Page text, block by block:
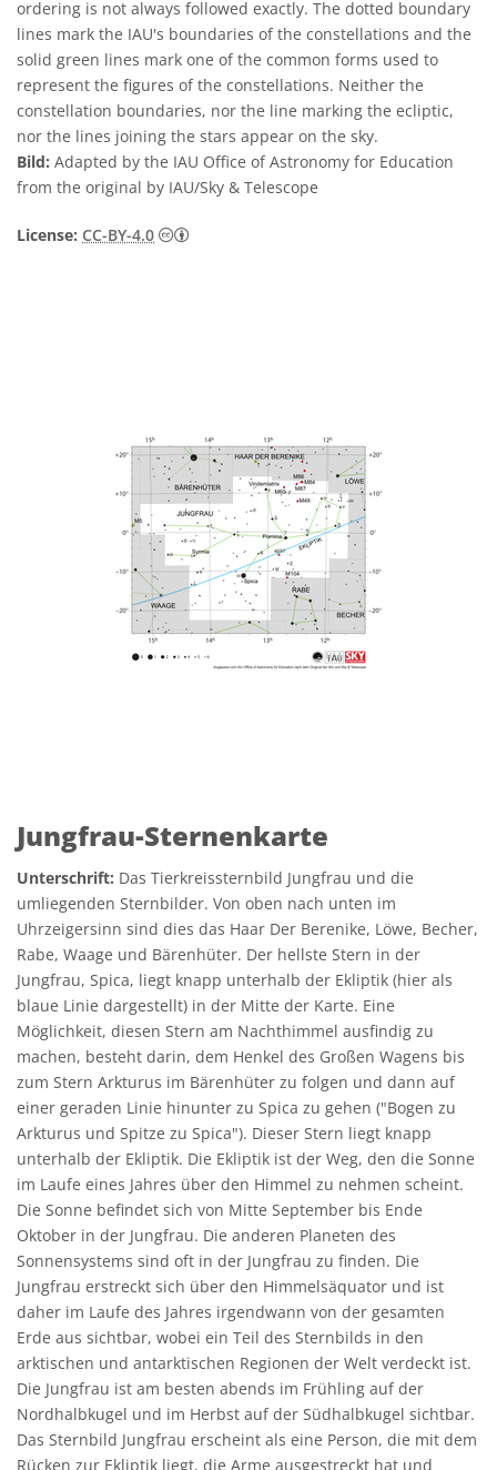
ordering is not always followed exactly. The dotted boundary
lines mark the IAU's boundaries of the constellations and the
solid green lines mark one of the common forms used to
represent the figures of the constellations. Neither the
constellation boundaries, nor the line marking the ecliptic,
nor the lines joining the stars appear on the sky.
Bild: Adapted by the IAU Office of Astronomy for Education
from the original by IAU/Sky & Telescope
License: CC-BY-4.0 Creative Commons Namensnennung 4.0
Jungfrau-Sternenkarte
Unterschrift: Das Tierkreissternbild Jungfrau und die
umliegenden Sternbilder. Von oben nach unten im
Uhrzeigersinn sind dies das Haar Der Berenike, Löwe, Becher,
Rabe, Waage und Bärenhüter. Der hellste Stern in der
Jungfrau, Spica, liegt knapp unterhalb der Ekliptik (hier als
blaue Linie dargestellt) in der Mitte der Karte. Eine
Möglichkeit, diesen Stern am Nachthimmel ausfindig zu
machen, besteht darin, dem Henkel des Großen Wagens bis
zum Stern Arkturus im Bärenhüter zu folgen und dann auf
einer geraden Linie hinunter zu Spica zu gehen ("Bogen zu
Arkturus und Spitze zu Spica"). Dieser Stern liegt knapp
unterhalb der Ekliptik. Die Ekliptik ist der Weg, den die Sonne
im Laufe eines Jahres über den Himmel zu nehmen scheint.
Die Sonne befindet sich von Mitte September bis Ende
Oktober in der Jungfrau. Die anderen Planeten des
Sonnensystems sind oft in der Jungfrau zu finden. Die
Jungfrau erstreckt sich über den Himmelsäquator und ist
daher im Laufe des Jahres irgendwann von der gesamten
Erde aus sichtbar, wobei ein Teil des Sternbilds in den
arktischen und antarktischen Regionen der Welt verdeckt ist.
Die Jungfrau ist am besten abends im Frühling auf der
Nordhalbkugel und im Herbst auf der Südhalbkugel sichtbar.
Das Sternbild Jungfrau erscheint als eine Person, die mit dem
Rücken zur Ekliptik liegt, die Arme ausgestreckt hat und